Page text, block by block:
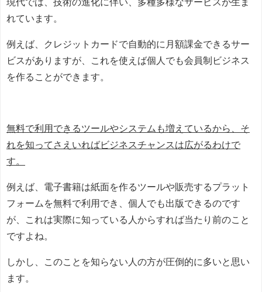
れています。
例えば、クレジットカードで自動的に月額課金できるサー
ビスがありますが、これを使えば個人でも会員制ビジネス
を作ることができます。
無料で利用できるツールやシステムも増えているから、そ
れを知ってさえいればビジネスチャンスは広がるわけで
す。
例えば、電子書籍は紙面を作るツールや販売するプラット
フォームを無料で利用でき、個人でも出版できるのです
が、これは実際に知っている人からすれば当たり前のこと
ですよね。
しかし、このことを知らない人の方が圧倒的に多いと思い
ます。